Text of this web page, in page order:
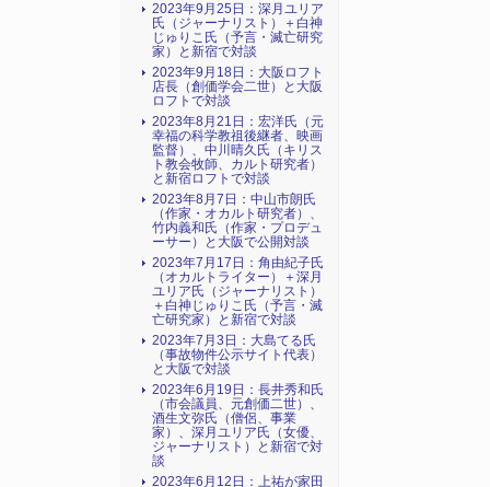
2023年9月25日：深月ユリア
氏（ジャーナリスト）＋白神
じゅりこ氏（予言・滅亡研究
家）と新宿で対談
2023年9月18日：大阪ロフト
店長（創価学会二世）と大阪
ロフトで対談
2023年8月21日：宏洋氏（元
幸福の科学教祖後継者、映画
監督）、中川晴久氏（キリス
ト教会牧師、カルト研究者）
と新宿ロフトで対談
2023年8月7日：中山市朗氏
（作家・オカルト研究者）、
竹内義和氏（作家・プロデュ
ーサー）と大阪で公開対談
2023年7月17日：角由紀子氏
（オカルトライター）＋深月
ユリア氏（ジャーナリスト）
＋白神じゅりこ氏（予言・滅
亡研究家）と新宿で対談
2023年7月3日：大島てる氏
（事故物件公示サイト代表）
と大阪で対談
2023年6月19日：長井秀和氏
（市会議員、元創価二世）、
酒生文弥氏（僧侶、事業
家）、深月ユリア氏（女優、
ジャーナリスト）と新宿で対
談
2023年6月12日：上祐が家田